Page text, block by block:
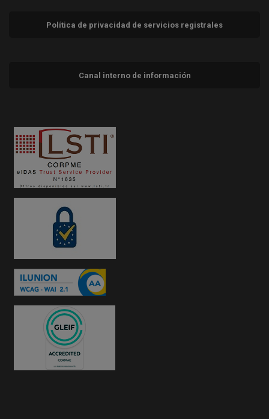
Política de privacidad de servicios registrales
Canal interno de información